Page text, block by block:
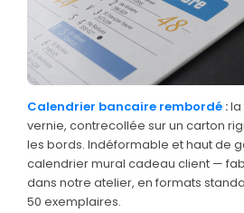
Plans
Bâche
Panneaux
ADHÉSIFS
Étiquettes adhésives
Calendrier bancaire rembordé :la
vernie, contrecollée sur un carton
les bords. Indéformable et haut de
calendrier mural cadeau client —
dans notre atelier, en formats
50 exemplaires.